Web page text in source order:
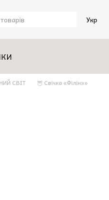
Укр
СВІТ 🦉 Свiчка «Філін»»